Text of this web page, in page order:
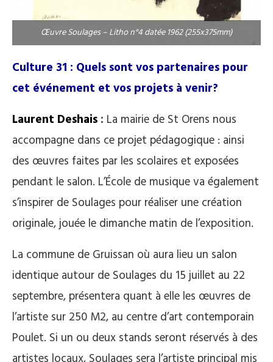
Œuvre Soulages – Litho n°4 datée 1962 (255x375mm)
Culture 31 : Quels sont vos partenaires pour
cet événement et vos projets à venir?
Laurent Deshais : La mairie de St Orens nous
accompagne dans ce projet pédagogique : ainsi
des œuvres faites par les scolaires et exposées
pendant le salon. L’École de musique va également
s’inspirer de Soulages pour réaliser une création
originale, jouée le dimanche matin de l’exposition.
La commune de Gruissan où aura lieu un salon
identique autour de Soulages du 15 juillet au 22
septembre, présentera quant à elle les œuvres de
l’artiste sur 250 M2, au centre d’art contemporain
Poulet. Si un ou deux stands seront réservés à des